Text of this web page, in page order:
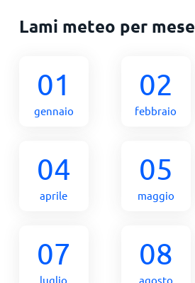
Lami meteo per mese
01
gennaio
02
febbraio
04
aprile
05
maggio
07
luglio
08
agosto